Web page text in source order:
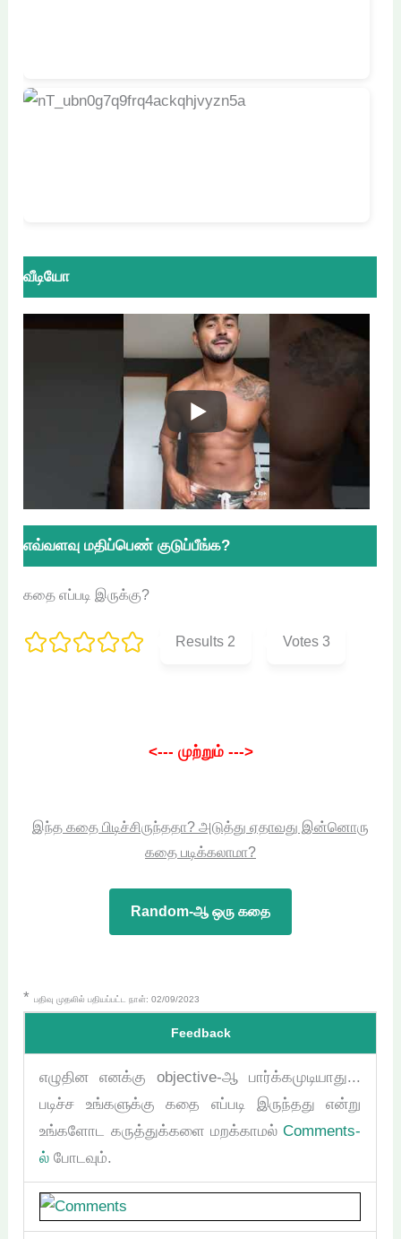
வீடியோ
எவ்வளவு மதிப்பெண் குடுப்பீங்க?
கதை எப்படி இருக்கு?
Results 2 Votes 3
<--- முற்றும் --->
இந்த கதை பிடிச்சிருந்ததா? அடுத்து ஏதாவது இன்னொரு
கதை படிக்கலாமா?
Random-ஆ ஒரு கதை
*பதிவு முதலில் பதியப்பட்ட நாள்: 02/09/2023
Feedback
எழுதின எனக்கு objective-ஆ பார்க்கமுடியாது...
படிச்ச உங்களுக்கு கதை எப்படி இருந்தது என்று
உங்களோட கருத்துக்களை மறக்காமல்Comments-
ல் போடவும்.